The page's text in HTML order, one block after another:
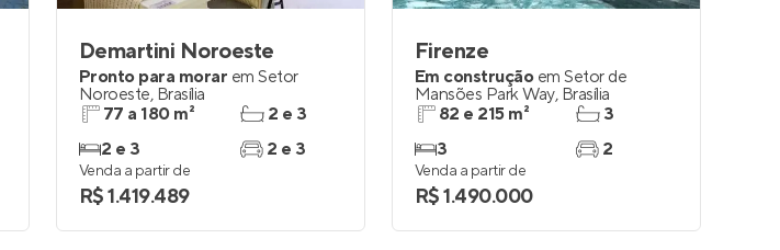
Demartini Noroeste
Pronto para morar em Setor
Noroeste, Brasília
77 a 180 m²
2 e 3
2 e 3
2 e 3
Venda a partir de
R$ 1.419.489
Firenze
Em construção em Setor de
Mansões Park Way, Brasília
82 e 215 m²
3
3
2
Venda a partir de
R$ 1.490.000